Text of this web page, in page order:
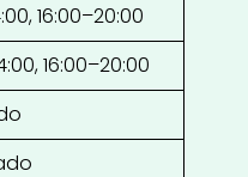
16:00–20:00
16:00–20:00